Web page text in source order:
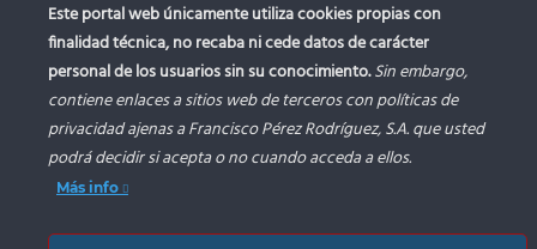
Unión Europea con cargo al Fondo NextGenerationEU, en
Plan de Recuperación, Trasformación y Resiliencia, para
Demográfico, gestionado por la Junta de Andalucía, a través
Este portal web únicamente utiliza cookies propias con
finalidad técnica, no recaba ni cede datos de carácter
personal de los usuarios sin su conocimiento.Sin embargo,
contiene enlaces a sitios web de terceros con políticas de
privacidad ajenas a Francisco Pérez Rodríguez, S.A. que usted
podrá decidir si acepta o no cuando acceda a ellos.
Más info